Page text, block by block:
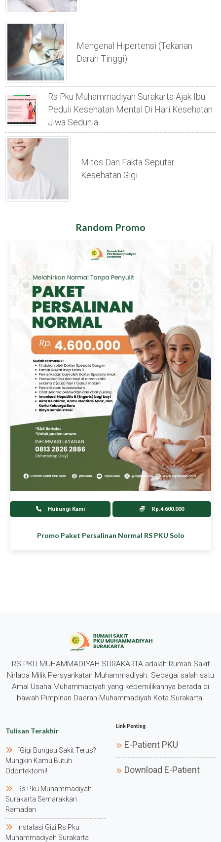
Mengenal Hipertensi (tekanan
Darah Tinggi)
Rs Pku Muhammadiyah Surakarta Ajak Ibu
Peduli Kesehatan Mental Di Hari Kesehatan
Jiwa Sedunia
Mitos Dan Fakta Seputar
Kesehatan Gigi
Random Promo
Hubungi Kami Rp.4.600.000
Promo Paket Persalinan Normal RS PKU Solo
RS PKU MUHAMMADIYAH SURAKARTA adalah Rumah Sakit
Nirlaba Milik Persyarikatan Muhammadiyah. Sebagai salah satu
Amal Usaha Muhammadiyah yang kepemilikannya berada di
bawah Pimpinan Daerah Muhammadiyah Kota Surakarta.
Tulisan Terakhir
“gigi Bungsu Sakit Terus?
Mungkin Kamu Butuh
Odontektomi!
Rs Pku Muhammadiyah
Surakarta Semarakkan
Ramadan
Instalasi Gizi Rs Pku
Muhammadiyah Surakarta
Link Penting
E-Patient PKU
Download E-Patient